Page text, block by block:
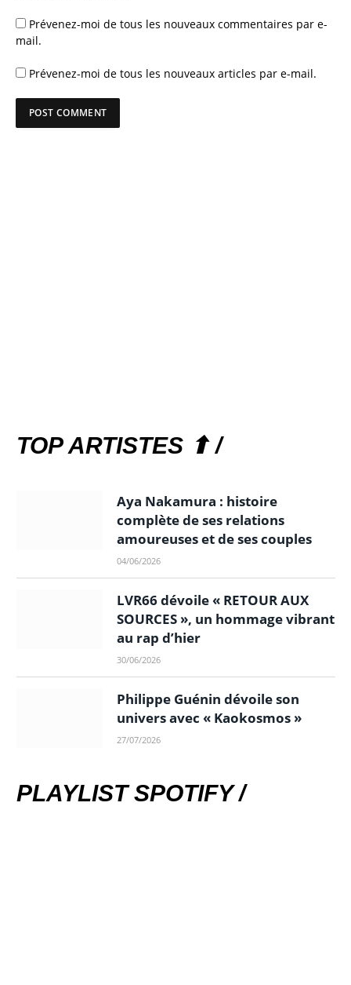
Prévenez-moi de tous les nouveaux commentaires par e-
mail.
Prévenez-moi de tous les nouveaux articles par e-mail.
TOP ARTISTES ⬆ /
Aya Nakamura : histoire
complète de ses relations
amoureuses et de ses couples
04/06/2026
LVR66 dévoile « RETOUR AUX
SOURCES », un hommage vibrant
au rap d’hier
30/06/2026
Philippe Guénin dévoile son
univers avec « Kaokosmos »
27/07/2026
PLAYLIST SPOTIFY /